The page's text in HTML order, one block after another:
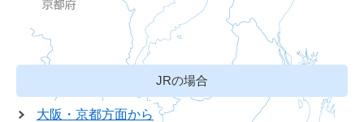
JRの場合
大阪・京都方面から